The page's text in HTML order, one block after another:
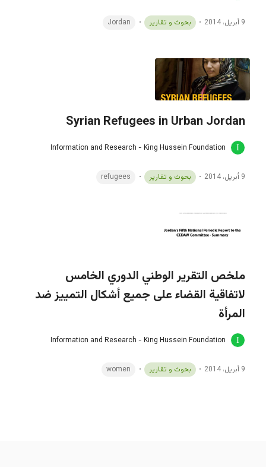
9 أبريل، 2014 بحوث و تقارير Jordan
Syrian Refugees in Urban Jordan
Information and Research - King Hussein Foundation
9 أبريل، 2014 بحوث و تقارير refugees
ملخص التقرير الوطني الدوري الخامس
لاتفاقية القضاء على جميع أشكال التمييز ضد
المرأة
Information and Research - King Hussein Foundation
9 أبريل، 2014 بحوث و تقارير women